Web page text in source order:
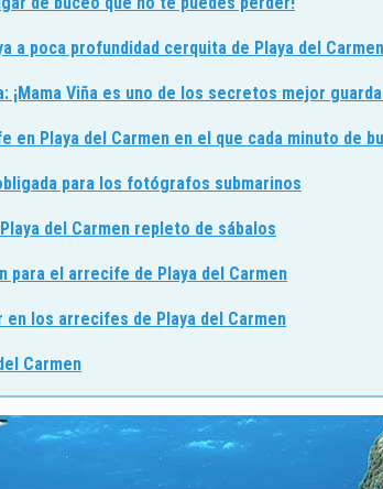
a poca profundidad cerquita de Playa del Carmen
¡Mama Viña es uno de los secretos mejor
en Playa del Carmen en el que cada minuto de
para los fotógrafos submarinos
del Carmen repleto de sábalos
para el arrecife de Playa del Carmen
en los arrecifes de Playa del Carmen
Carmen